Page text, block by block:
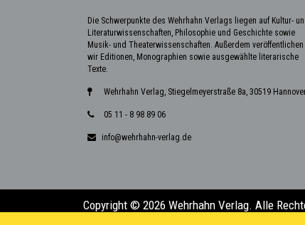
Die Schwerpunkte des Wehrhahn Verlags liegen auf Kultur-
Literaturwissenschaften, Philosophie und Geschichte sowie
Musik- und Theaterwissenschaften. Außerdem veröffentlichen
wir Editionen, Monographien sowie ausgewählte literarische
Texte.
Wehrhahn Verlag, Stiegelmeyerstraße 8a, 30519
05 11 - 8 98 89 06
info@wehrhahn-verlag.de
Copyright © 2026 Wehrhahn Verlag. Alle